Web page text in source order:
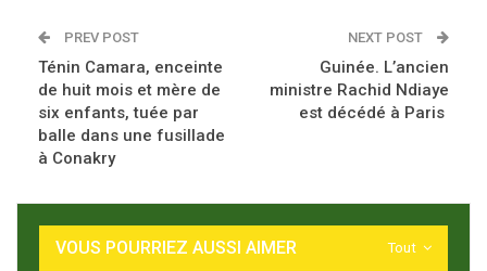
PREV POST
Ténin Camara, enceinte
de huit mois et mère de
six enfants, tuée par
balle dans une fusillade
à Conakry
NEXT POST
Guinée. L’ancien
ministre Rachid Ndiaye
est décédé à Paris
Tout
VOUS POURRIEZ AUSSI AIMER